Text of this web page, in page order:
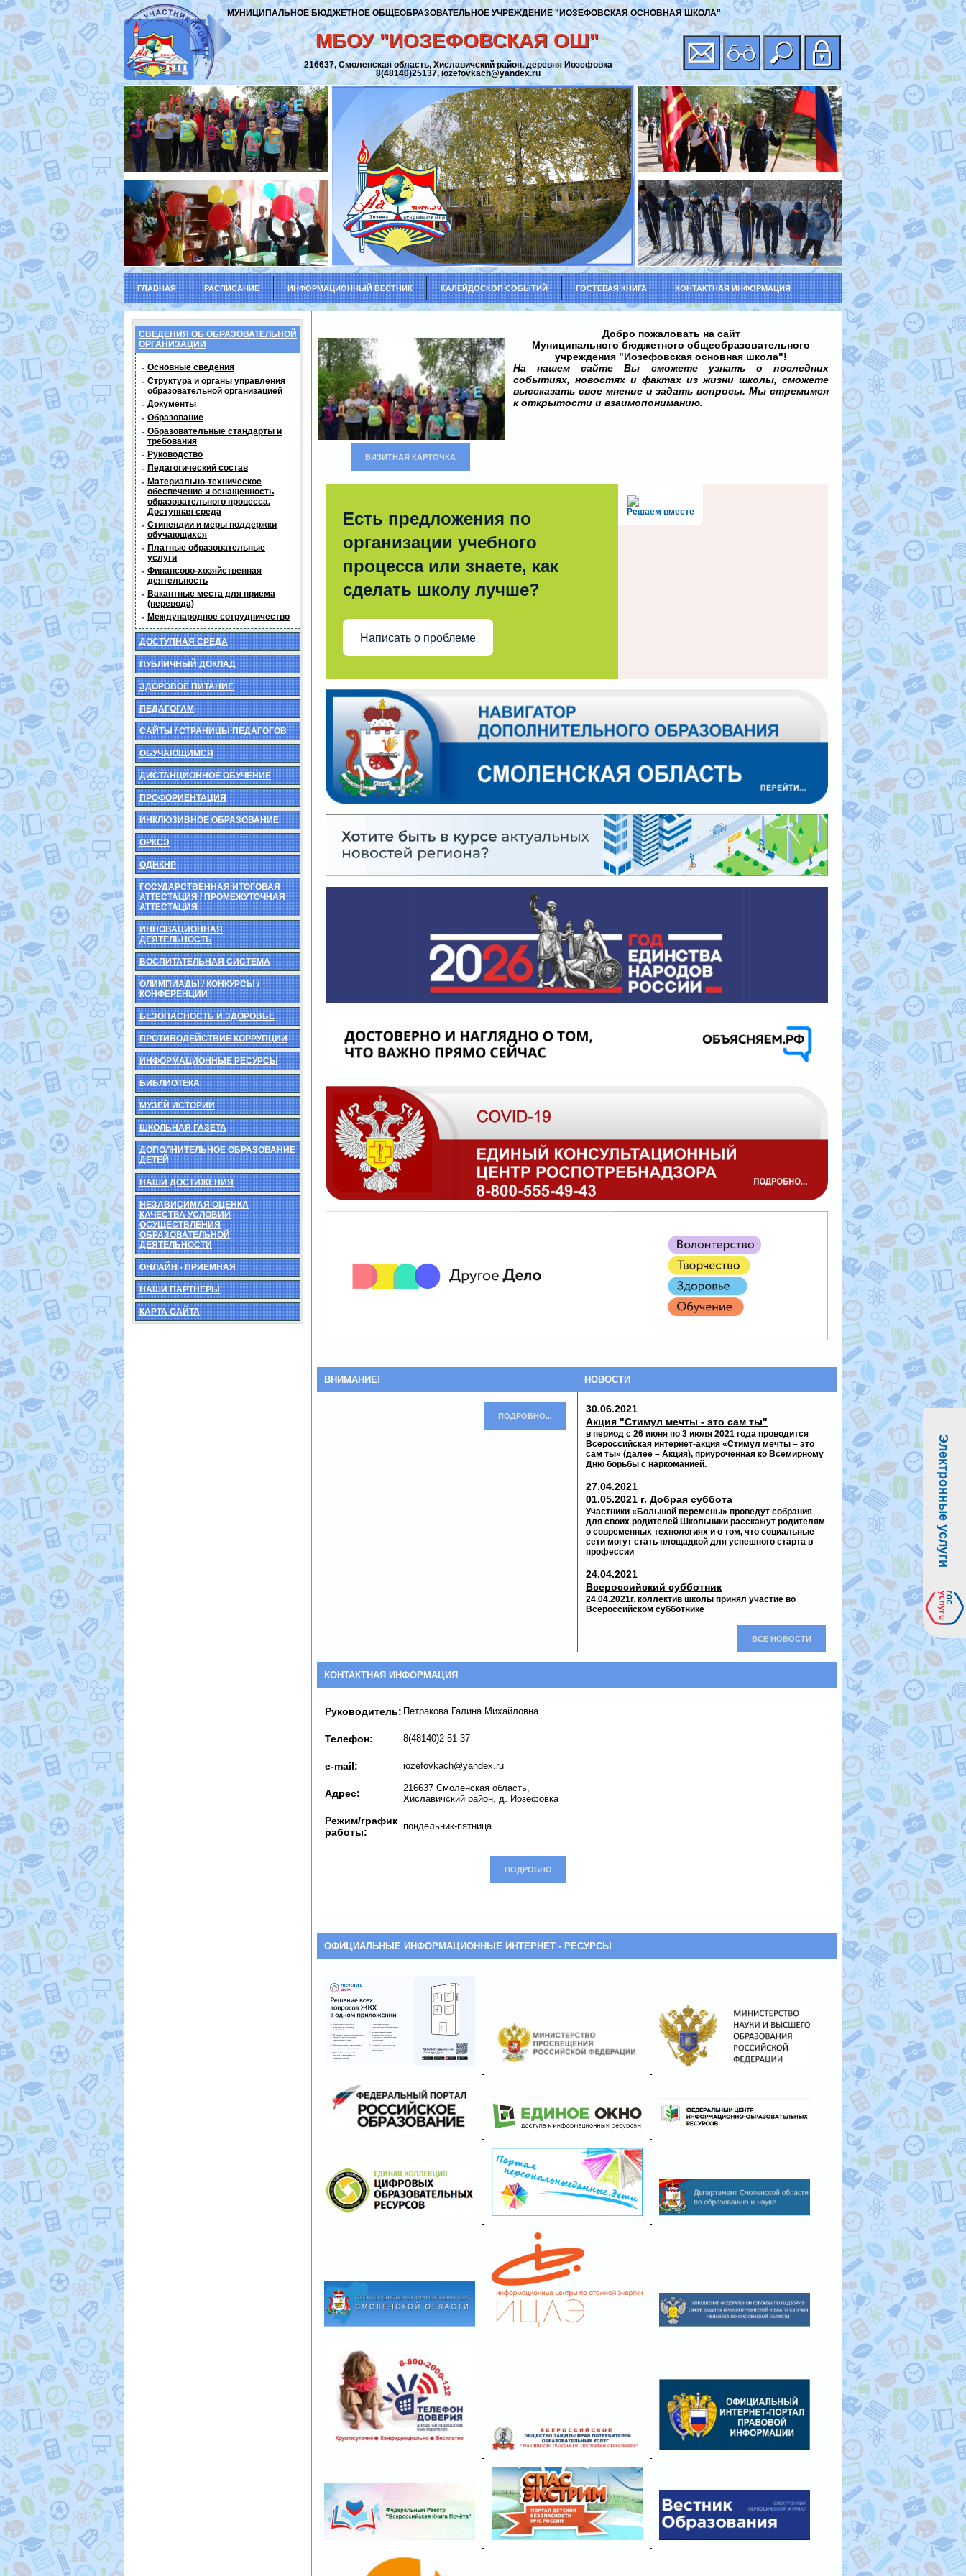
216637, Смоленская область, Хиславичский район, деревня Иозефовка
8(48140)25137, iozefovkach@yandex.ru
МБОУ "ИОЗЕФОВСКАЯ ОШ"
МУНИЦИПАЛЬНОЕ БЮДЖЕТНОЕ ОБЩЕОБРАЗОВАТЕЛЬНОЕ УЧРЕЖДЕНИЕ "ИОЗЕФОВСКАЯ ОСНОВНАЯ ШКОЛА"
ГЛАВНАЯ РАСПИСАНИЕ ИНФОРМАЦИОННЫЙ ВЕСТНИК КАЛЕЙДОСКОП СОБЫТИЙ ГОСТЕВАЯ КНИГА КОНТАКТНАЯ ИНФОРМАЦИЯ
СВЕДЕНИЯ ОБ ОБРАЗОВАТЕЛЬНОЙ
ОРГАНИЗАЦИИ
- Основные сведения
- Структура и органы управления
образовательной организацией
- Документы
- Образование
- Образовательные стандарты и
требования
- Руководство
- Педагогический состав
- Материально-техническое
обеспечение и оснащенность
образовательного процесса.
Доступная среда
- Стипендии и меры поддержки
обучающихся
- Платные образовательные
услуги
- Финансово-хозяйственная
деятельность
- Вакантные места для приема
(перевода)
- Международное сотрудничество
ДОСТУПНАЯ СРЕДА
ПУБЛИЧНЫЙ ДОКЛАД
ЗДОРОВОЕ ПИТАНИЕ
ПЕДАГОГАМ
САЙТЫ / СТРАНИЦЫ ПЕДАГОГОВ
ОБУЧАЮЩИМСЯ
ДИСТАНЦИОННОЕ ОБУЧЕНИЕ
ПРОФОРИЕНТАЦИЯ
ИНКЛЮЗИВНОЕ ОБРАЗОВАНИЕ
ОРКСЭ
ОДНКНР
ГОСУДАРСТВЕННАЯ ИТОГОВАЯ
АТТЕСТАЦИЯ / ПРОМЕЖУТОЧНАЯ
АТТЕСТАЦИЯ
ИННОВАЦИОННАЯ
ДЕЯТЕЛЬНОСТЬ
ВОСПИТАТЕЛЬНАЯ СИСТЕМА
ОЛИМПИАДЫ / КОНКУРСЫ /
КОНФЕРЕНЦИИ
БЕЗОПАСНОСТЬ И ЗДОРОВЬЕ
ПРОТИВОДЕЙСТВИЕ КОРРУПЦИИ
ИНФОРМАЦИОННЫЕ РЕСУРСЫ
БИБЛИОТЕКА
МУЗЕЙ ИСТОРИИ
ШКОЛЬНАЯ ГАЗЕТА
ДОПОЛНИТЕЛЬНОЕ ОБРАЗОВАНИЕ
ДЕТЕЙ
НАШИ ДОСТИЖЕНИЯ
НЕЗАВИСИМАЯ ОЦЕНКА
КАЧЕСТВА УСЛОВИЙ
ОСУЩЕСТВЛЕНИЯ
ОБРАЗОВАТЕЛЬНОЙ
ДЕЯТЕЛЬНОСТИ
ОНЛАЙН - ПРИЕМНАЯ
НАШИ ПАРТНЕРЫ
КАРТА САЙТА
ВИЗИТНАЯ КАРТОЧКА
Добро пожаловать на сайт
Муниципального бюджетного общеобразовательного
учреждения "Иозефовская основная школа"!
На нашем сайте Вы сможете узнать о последних
событиях, новостях и фактах из жизни школы, сможете
выссказать свое мнение и задать вопросы. Мы стремимся
к открытости и взаимопониманию.
Решаем вместе
Есть предложения по
организации учебного
процесса или знаете, как
сделать школу лучше?
Написать о проблеме
ВНИМАНИЕ! НОВОСТИ
ПОДРОБНО...
30.06.2021
Акция "Стимул мечты - это сам ты"
в период с 26 июня по 3 июля 2021 года проводится
Всероссийская интернет-акция «Стимул мечты – это
сам ты» (далее – Акция), приуроченная ко Всемирному
Дню борьбы с наркоманией.
27.04.2021
01.05.2021 г. Добрая суббота
Участники «Большой перемены» проведут собрания
для своих родителей Школьники расскажут родителям
о современных технологиях и о том, что социальные
сети могут стать площадкой для успешного старта в
профессии
24.04.2021
Всероссийский субботник
24.04.2021г. коллектив школы принял участие во
Всероссийском субботнике
ВСЕ НОВОСТИ
КОНТАКТНАЯ ИНФОРМАЦИЯ
Руководитель: Петракова Галина Михайловна
Телефон: 8(48140)2-51-37
e-mail: iozefovkach@yandex.ru
Адрес:
216637 Смоленская область,
Хиславичский район, д. Иозефовка
Режим/график
работы:
пондельник-пятница
ПОДРОБНО
ОФИЦИАЛЬНЫЕ ИНФОРМАЦИОННЫЕ ИНТЕРНЕТ - РЕСУРСЫ
Электронные услуги